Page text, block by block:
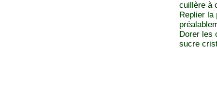
cuillère à
Replier la
Dorer les
sucre